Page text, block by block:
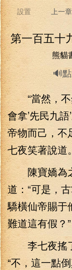
設置 上一章
第一百五十
熊貓
🔊
“當然，不
會拿’先民九
帝物而己，不
七夜笑著說道。
陳寶嬌為之
道：“可是，
驕橫仙帝賜于
難道這有假？”
李七夜搖了
“不，這一點